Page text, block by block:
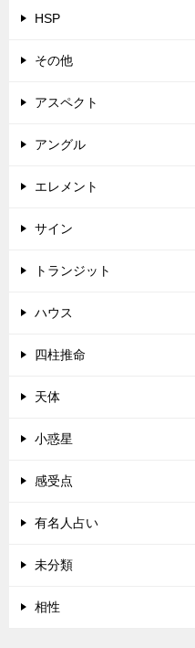
HSP
その他
アスペクト
アングル
エレメント
サイン
トランジット
ハウス
四柱推命
天体
小惑星
感受点
有名人占い
未分類
相性